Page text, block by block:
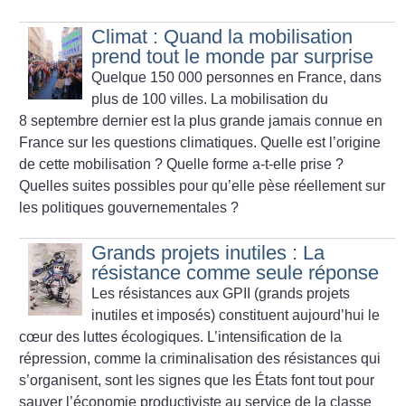
Climat : Quand la mobilisation
prend tout le monde par surprise
Quelque 150 000 personnes en France, dans
plus de 100 villes. La mobilisation du
8 septembre dernier est la plus grande jamais connue en
France sur les questions climatiques. Quelle est l’origine
de cette mobilisation ? Quelle forme a-t-elle prise ?
Quelles suites possibles pour qu’elle pèse réellement sur
les politiques gouvernementales ?
Grands projets inutiles : La
résistance comme seule réponse
Les résistances aux GPII (grands projets
inutiles et imposés) constituent aujourd’hui le
cœur des luttes écologiques. L’intensification de la
répression, comme la criminalisation des résistances qui
s’organisent, sont les signes que les États font tout pour
sauver l’économie productiviste au service de la classe